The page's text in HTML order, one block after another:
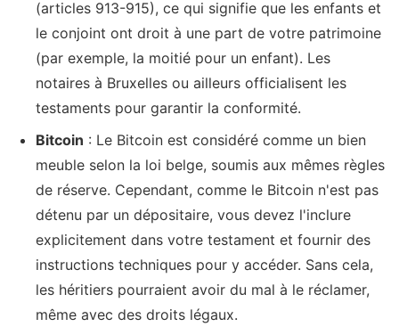
(articles 913-915), ce qui signifie que les enfants et
le conjoint ont droit à une part de votre patrimoine
(par exemple, la moitié pour un enfant). Les
notaires à Bruxelles ou ailleurs officialisent les
testaments pour garantir la conformité.
Bitcoin : Le Bitcoin est considéré comme un bien
meuble selon la loi belge, soumis aux mêmes règles
de réserve. Cependant, comme le Bitcoin n'est pas
détenu par un dépositaire, vous devez l'inclure
explicitement dans votre testament et fournir des
instructions techniques pour y accéder. Sans cela,
les héritiers pourraient avoir du mal à le réclamer,
même avec des droits légaux.